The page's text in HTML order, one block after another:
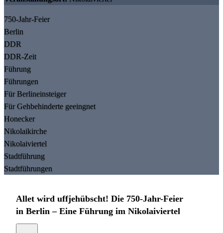
750-Jahr-Feier
Berlin
DDR
DDR-Zeit
Führung
Führungen
Für Berlineinsteiger
Für Gehbehinderte geeingnet
Honecker
Nikolaikirche
Nikolaiviertel
Stadtführung
Stadtführungen
Allet wird uffjehübscht! Die 750-Jahr-Feier
in Berlin – Eine Führung im Nikolaiviertel